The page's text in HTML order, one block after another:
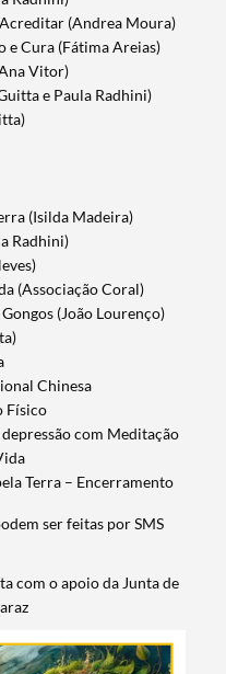
(Andrea Moura)
e Cura (Fátima Areias)
Vitor)
e Paula Radhini)
(Isilda Madeira)
Radhini)
(Associação Coral)
(João Lourenço)
Chinesa
Físico
com Meditação
Terra – Encerramento
ser feitas por SMS
com o apoio da Junta de